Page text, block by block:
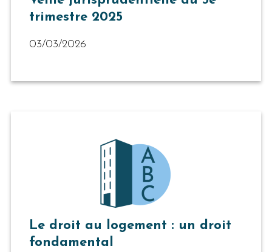
trimestre 2025
03/03/2026
Le droit au logement : un droit
fondamental